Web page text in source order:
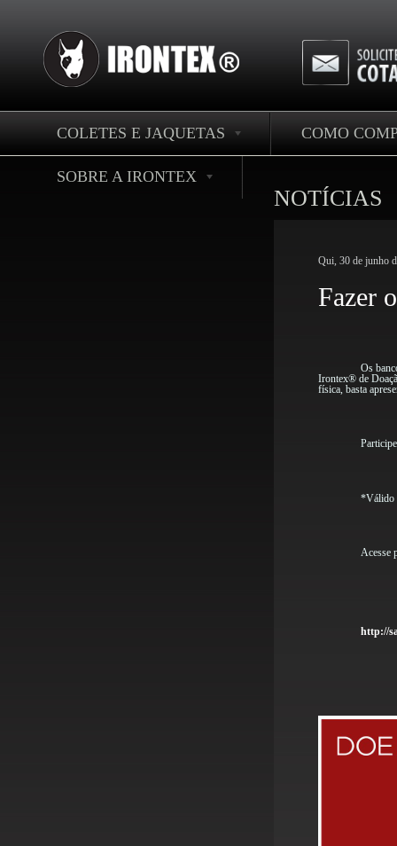
COLETES E JAQUETAS COMO
SOBRE A IRONTEX
NOTÍCIAS
Qui, 30 de junho
Fazer
Os
Irontex® de
física, basta
*Válido
Acesse
http://